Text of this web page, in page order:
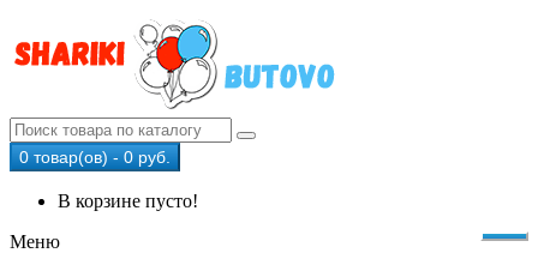
0 товар(ов) - 0 руб.
В корзине пусто!
Меню